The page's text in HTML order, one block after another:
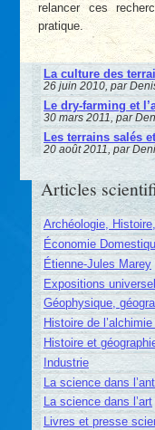
relancer ces
pratique.
La culture des
26 juin 2010, par
Le dry-farming et
30 mars 2011, par
Les terrains salés
20 août 2011, par
Articles
Archéologie,
Économie
Étienne-Jules Marey
Expositions
Géophysique,
Histoire de
Histoire et
Industrie
La science dans
La science dans l’art
Livres et presse